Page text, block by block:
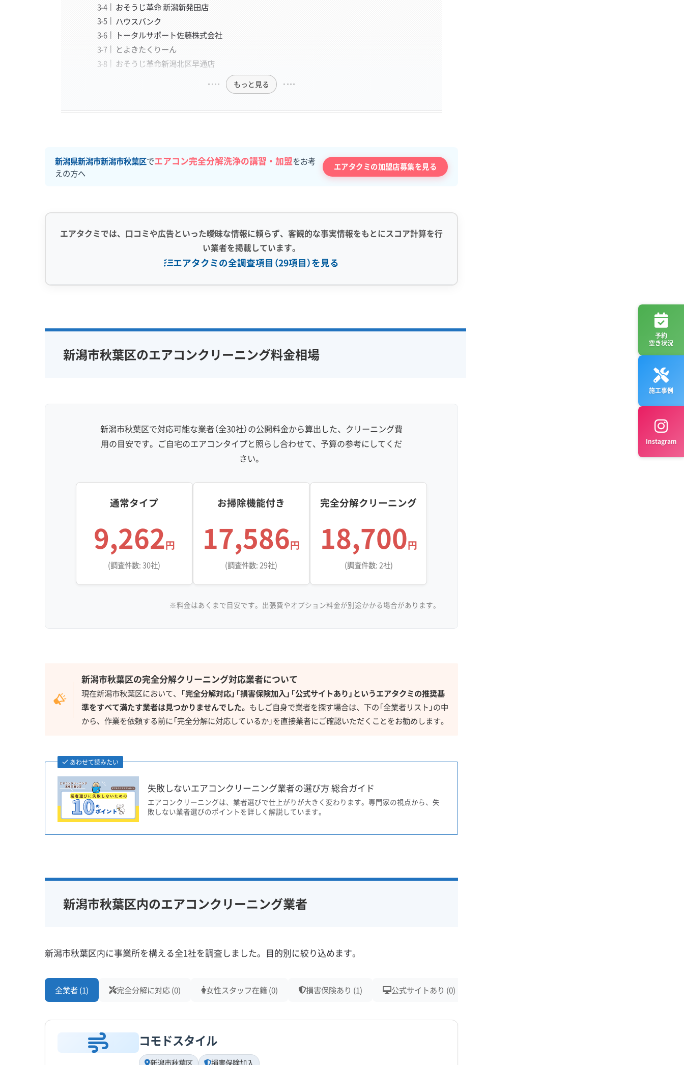
おそうじ革命 新潟新発田店
ハウスバンク
トータルサポート佐藤株式会社
とよきたくりーん
おそうじ革命新潟北区早通店
もっと見る
新潟県新潟市新潟市秋葉区でエアコン完全分解洗浄の講習・加盟をお考
えの方へ
エアタクミの加盟店募集を見る
エアタクミでは、口コミや広告といった曖昧な情報に頼らず、客観的な事実情報をもとにスコア計算を行
い業者を掲載しています。
エアタクミの全調査項目（29項目）を見る
完全分解洗浄
部分クリーニング
家庭用エアコン
業務用エアコン
保証付き
アフターフォロー
アレルギー対策
ハウスダスト除去
定額料金 複数台割引
初回割引
※項目にカーソルを合わせると詳細な説明が表示されます。
新潟市秋葉区のエアコンクリーニング料金相場
新潟市秋葉区で対応可能な業者（全30社）の公開料金から算出した、クリーニング費
用の目安です。ご自宅のエアコンタイプと照らし合わせて、予算の参考にしてくだ
さい。
通常タイプ
9,262円
(調査件数: 30社)
お掃除機能付き
17,586円
(調査件数: 29社)
完全分解クリーニング
18,700円
(調査件数: 2社)
※料金はあくまで目安です。出張費やオプション料金が別途かかる場合があります。
新潟市秋葉区の完全分解クリーニング対応業者について
現在新潟市秋葉区において、 「完全分解対応」「損害保険加入」「公式サイトあり」というエアタクミの推奨基
準をすべて満たす業者は見つかりませんでした。 もしご自身で業者を探す場合は、下の「全業者リスト」の中
から、作業を依頼する前に「完全分解に対応しているか」を直接業者にご確認いただくことをお勧めします。
あわせて読みたい
失敗しないエアコンクリーニング業者の選び方 総合ガイド
エアコンクリーニングは、業者選びで仕上がりが大きく変わります。専門家の視点から、失
敗しない業者選びのポイントを詳しく解説しています。
新潟市秋葉区内のエアコンクリーニング業者
新潟市秋葉区内に事業所を構える全1社を調査しました。目的別に絞り込めます。
全業者 (1) 完全分解に対応 (0) 女性スタッフ在籍 (0) 損害保険あり (1) 公式サイトあり (0)
コモドスタイル
予約
空き状況
施工事例
Instagram